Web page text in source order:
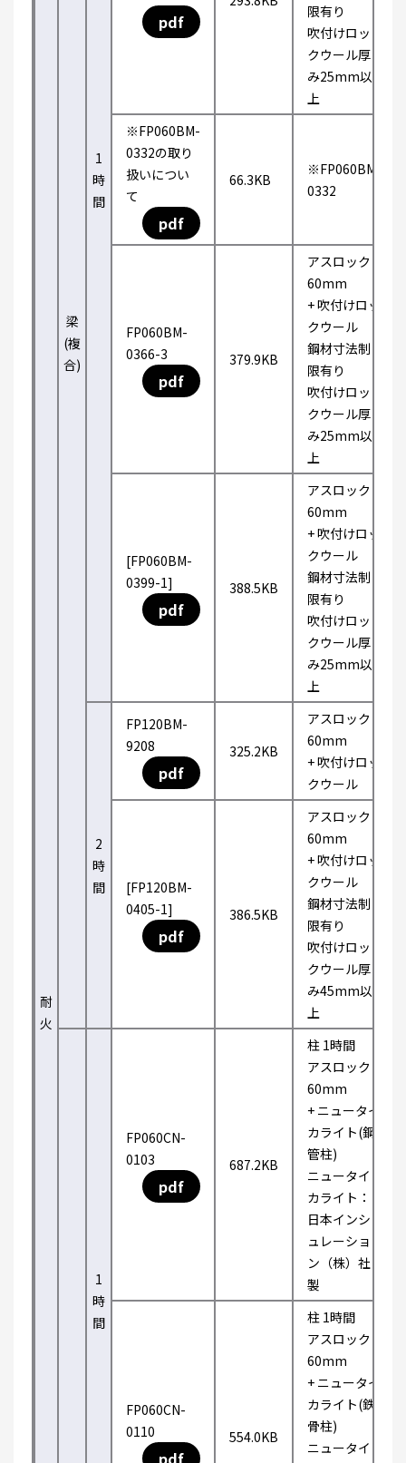
耐
火
梁
(複
合)
1
時
間
pdf
限有り
吹付けロッ
クウール厚
み25mm以
上
※FP060BM-
0332の取り
扱いについ
て
pdf
66.3KB
※FP060BM-
0332
FP060BM-
0366-3
pdf
379.9KB
アスロック
60mm
+ 吹付けロッ
クウール
鋼材寸法制
限有り
吹付けロッ
クウール厚
み25mm以
上
[FP060BM-
0399-1]
pdf
388.5KB
アスロック
60mm
+ 吹付けロッ
クウール
鋼材寸法制
限有り
吹付けロッ
クウール厚
み25mm以
上
2
時
間
FP120BM-
9208
pdf
325.2KB
アスロック
60mm
+ 吹付けロッ
クウール
[FP120BM-
0405-1]
pdf
386.5KB
アスロック
60mm
+ 吹付けロッ
クウール
鋼材寸法制
限有り
吹付けロッ
クウール厚
み45mm以
上
1
時
間
FP060CN-
0103
pdf
687.2KB
柱 1時間
アスロック
60mm
+ ニュータイ
カライト(鋼
管柱)
ニュータイ
カライト：
日本インシ
ュレーショ
ン（株）社
製
FP060CN-
0110
pdf
554.0KB
柱 1時間
アスロック
60mm
+ ニュータイ
カライト(鉄
骨柱)
ニュータイ